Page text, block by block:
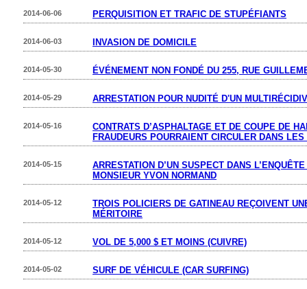
PERQUISITION ET TRAFIC DE STUPÉFIANTS
2014-06-06
INVASION DE DOMICILE
2014-06-03
ÉVÉNEMENT NON FONDÉ DU 255, RUE
2014-05-30
ARRESTATION POUR NUDITÉ D'UN
2014-05-29
CONTRATS D’ASPHALTAGE ET DE COUPE DE
FRAUDEURS POURRAIENT CIRCULER DANS
2014-05-16
ARRESTATION D’UN SUSPECT DANS
MONSIEUR YVON NORMAND
2014-05-15
TROIS POLICIERS DE GATINEAU REÇOIVENT
MÉRITOIRE
2014-05-12
VOL DE 5,000 $ ET MOINS (CUIVRE)
2014-05-12
SURF DE VÉHICULE (CAR SURFING)
2014-05-02